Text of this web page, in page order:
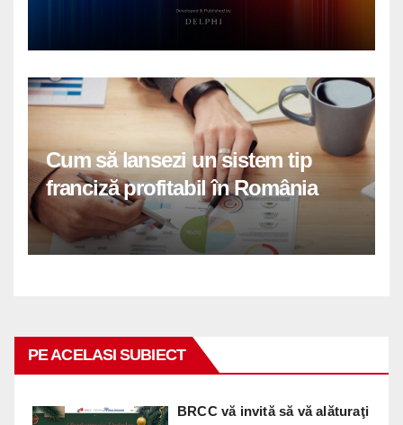
Cum să lansezi un sistem tip
franciză profitabil în România
PE ACELASI SUBIECT
BRCC vă invită să vă alăturaţi